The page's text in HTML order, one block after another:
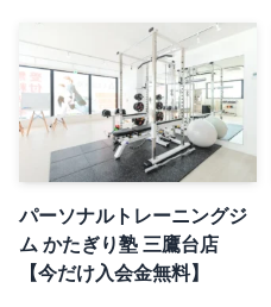
パーソナルトレーニングジ
ム かたぎり塾 三鷹台店
【今だけ入会金無料】